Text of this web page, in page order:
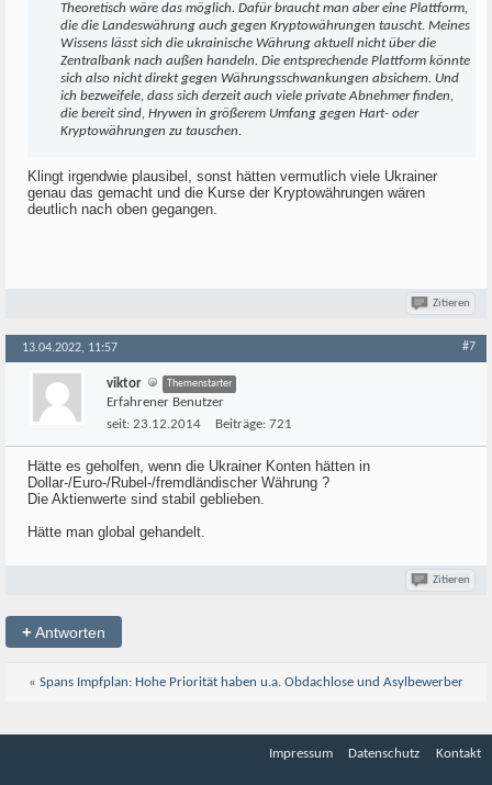
Theoretisch wäre das möglich. Dafür braucht man aber eine Plattform,
die die Landeswährung auch gegen Kryptowährungen tauscht. Meines
Wissens lässt sich die ukrainische Währung aktuell nicht über die
Zentralbank nach außen handeln. Die entsprechende Plattform könnte
sich also nicht direkt gegen Währungsschwankungen absichern. Und
ich bezweifele, dass sich derzeit auch viele private Abnehmer finden,
die bereit sind, Hrywen in größerem Umfang gegen Hart- oder
Kryptowährungen zu tauschen.
Klingt irgendwie plausibel, sonst hätten vermutlich viele Ukrainer
genau das gemacht und die Kurse der Kryptowährungen wären
deutlich nach oben gegangen.
Zitieren
13.04.2022, 11:57 #7
viktor Themenstarter
Erfahrener Benutzer
seit: 23.12.2014 Beiträge: 721
Hätte es geholfen, wenn die Ukrainer Konten hätten in
Dollar-/Euro-/Rubel-/fremdländischer Währung ?
Die Aktienwerte sind stabil geblieben.
Hätte man global gehandelt.
Zitieren
+Antworten
« Spans Impfplan: Hohe Priorität haben u.a. Obdachlose und Asylbewerber
Impressum Datenschutz Kontakt